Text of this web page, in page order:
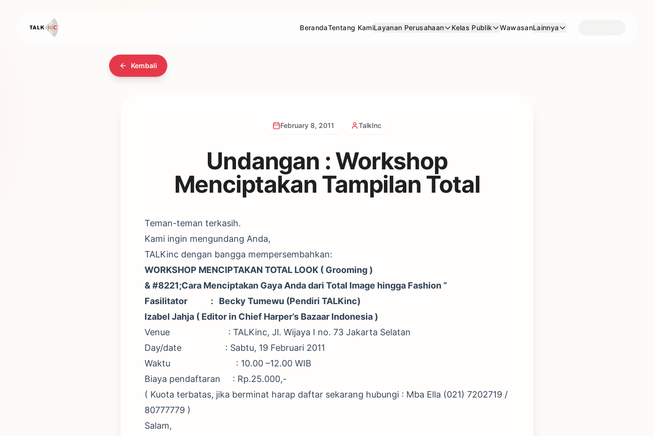
BerandaTentang KamiLayanan Perusahaan Kelas Publik WawasanLainnya
Kembali
February 8, 2011 TalkInc
Undangan : Workshop
Menciptakan Tampilan Total
Teman-teman terkasih.
Kami ingin mengundang Anda,
TALKinc dengan bangga mempersembahkan:
WORKSHOP MENCIPTAKAN TOTAL LOOK ( Grooming )
& #8221;Cara Menciptakan Gaya Anda dari Total Image hingga Fashion “
Fasilitator : Becky Tumewu (Pendiri TALKinc)
Izabel Jahja ( Editor in Chief Harper’s Bazaar Indonesia )
Venue : TALKinc, Jl. Wijaya I no. 73 Jakarta Selatan
Day/date : Sabtu, 19 Februari 2011
Waktu : 10.00 –12.00 WIB
Biaya pendaftaran : Rp.25.000,-
( Kuota terbatas, jika berminat harap daftar sekarang hubungi : Mba Ella (021) 7202719 /
80777779 )
Salam,